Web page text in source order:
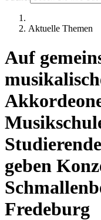
Aktuelle Themen
Auf
geben
Fredeburg